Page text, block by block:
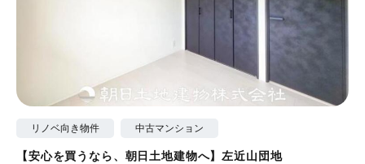
リノベ向き物件 中古マンション
【安心を買うなら、朝日土地建物へ】左近山団地